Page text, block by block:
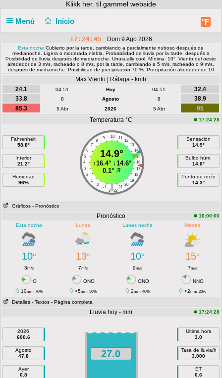
Klikk her. til gammel webside
Menú Inicio °F
17:24:46 Dom 9 Ago 2026
Esta noche Cubierto por la tarde, cambiando a parcialmente nuboso después de
medianoche. Ligera o moderada niebla. Probabilidad de lluvia por la tarde, después a
Posibilidad de lluvia después de medianoche. Unusually cool. Mínima: 10°. Viento del oeste
alrededor de 3 m/s, racheado o 8 m/s, por la tarde, cambiando a 5 m/s, racheado o 9 m/s,
después de medianoche. Posibilidad de precipitación 70 %. Precipitación alrededor de 10
Max Viento | Ráfaga - kmh
24.1
04:51 Hoy 04:51
32.4
33.8
8 Agosto 8
38.9
85.3
5 Abr 2026 5 Abr
95
Temperatura °C
17:24:28
Fahrenheit
58.8°
Interior
21.2°
Humedad
96%
10
9 11
8
12
7
13
6
14
5
15
4
16
3
17
2
18
1
19
0
20
-1 21
|
-2 22
14.9°
↑16.4°↓14.6°
0.1°
Sensación
14.9°
Bulbo húm.
14.6°
Punto de rocío
14.3°
Gráficos - Pronóstico
Pronóstico
16:00:00
Esta noche
Lunes Lunes noche Martes
10° 13° 10° 15°
3m/s 7m/s 9m/s 7m/s
O ONO ONO
NNO
10mm 70% <5mm 50% 2mm 40% <2mm 20%
Detalles - Textos - Página completa
Lluvia hoy - mm 17:24:28
2026
600.6
Agosto
47.8
Ayer
0.8
27.0
Ultima hora
3.0
Tasa de lluvia/h
3.000
ET
0.6